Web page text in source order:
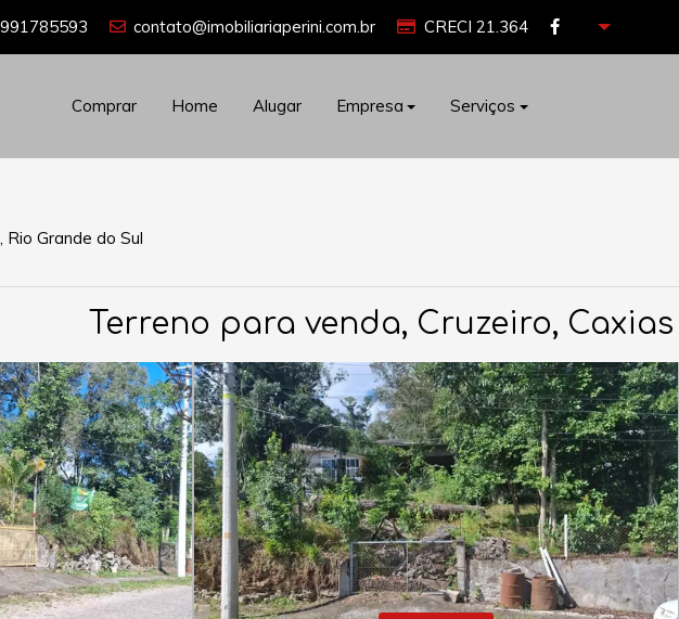
contato@imobiliariaperini.com.br CRECI 21.364
Comprar Home Alugar Empresa Serviços
Rio Grande do Sul
Terreno para venda, Cruzeiro,